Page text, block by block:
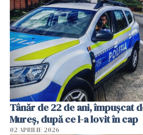
Tânăr de 22 de ani, împușcat
Mureș, după ce l-a lovit în cap
02 APRILIE 2026